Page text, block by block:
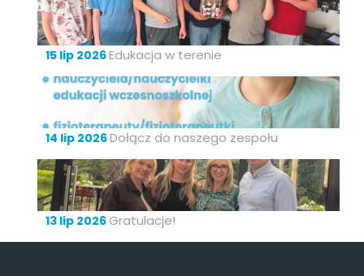
15 lip 2026Edukacja w terenie
14 lip 2026Dołącz do naszego zespołu
13 lip 2026 Gratulacje!